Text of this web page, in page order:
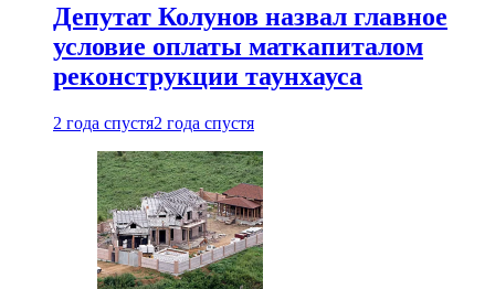
Депутат Колунов назвал главное
условие оплаты маткапиталом
реконструкции таунхауса
2 года спустя2 года спустя